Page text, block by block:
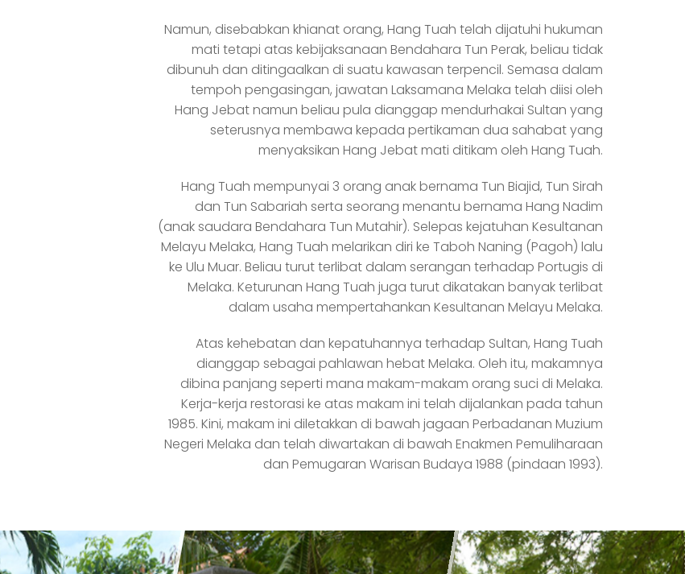
Namun, disebabkan khianat orang, Hang Tuah telah dijatuhi hukuman
mati tetapi atas kebijaksanaan Bendahara Tun Perak, beliau tidak
dibunuh dan ditingaalkan di suatu kawasan terpencil. Semasa dalam
tempoh pengasingan, jawatan Laksamana Melaka telah diisi oleh
Hang Jebat namun beliau pula dianggap mendurhakai Sultan yang
seterusnya membawa kepada pertikaman dua sahabat yang
menyaksikan Hang Jebat mati ditikam oleh Hang Tuah.
Hang Tuah mempunyai 3 orang anak bernama Tun Biajid, Tun Sirah
dan Tun Sabariah serta seorang menantu bernama Hang Nadim
(anak saudara Bendahara Tun Mutahir). Selepas kejatuhan Kesultanan
Melayu Melaka, Hang Tuah melarikan diri ke Taboh Naning (Pagoh) lalu
ke Ulu Muar. Beliau turut terlibat dalam serangan terhadap Portugis di
Melaka. Keturunan Hang Tuah juga turut dikatakan banyak terlibat
dalam usaha mempertahankan Kesultanan Melayu Melaka.
Atas kehebatan dan kepatuhannya terhadap Sultan, Hang Tuah
dianggap sebagai pahlawan hebat Melaka. Oleh itu, makamnya
dibina panjang seperti mana makam-makam orang suci di Melaka.
Kerja-kerja restorasi ke atas makam ini telah dijalankan pada tahun
1985. Kini, makam ini diletakkan di bawah jagaan Perbadanan Muzium
Negeri Melaka dan telah diwartakan di bawah Enakmen Pemuliharaan
dan Pemugaran Warisan Budaya 1988 (pindaan 1993).